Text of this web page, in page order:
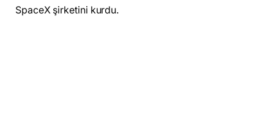
SpaceX şirketini kurdu.